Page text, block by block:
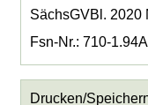
SächsGVBl. 2020
Fsn-Nr.: 710-1.94A
Drucken/